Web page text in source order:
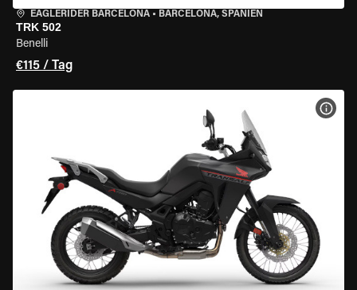
EAGLERIDER BARCELONA • BARCELONA, SPANIEN
TRK 502
Benelli
€115 / Tag